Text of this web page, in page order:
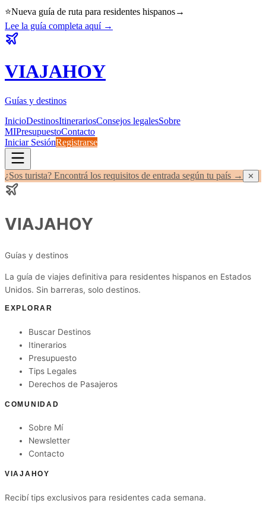
⭐Nueva guía de ruta para residentes hispanos→
Lee la guía completa aquí →
VIAJAHOY
Guías y destinos
InicioDestinosItinerariosConsejos legalesSobre
MIPresupuestoContacto
Iniciar SesiónRegistrarse
¿Sos turista? Encontrá los requisitos de entrada según tu país → ✕
VIAJAHOY
Guías y destinos
La guía de viajes definitiva para residentes hispanos en Estados
Unidos. Sin barreras, solo destinos.
EXPLORAR
Buscar Destinos
Itinerarios
Presupuesto
Tips Legales
Derechos de Pasajeros
COMUNIDAD
Sobre Mí
Newsletter
Contacto
VIAJAHOY
Recibí tips exclusivos para residentes cada semana.